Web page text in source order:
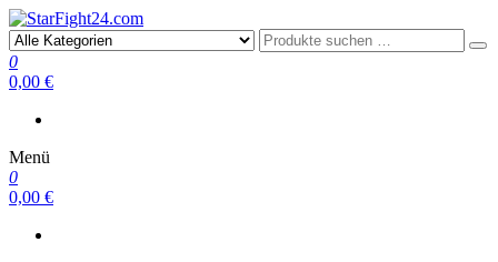
StarFight24.com
Kampfsportartikel
0
0,00 €
Menü
0
0,00 €